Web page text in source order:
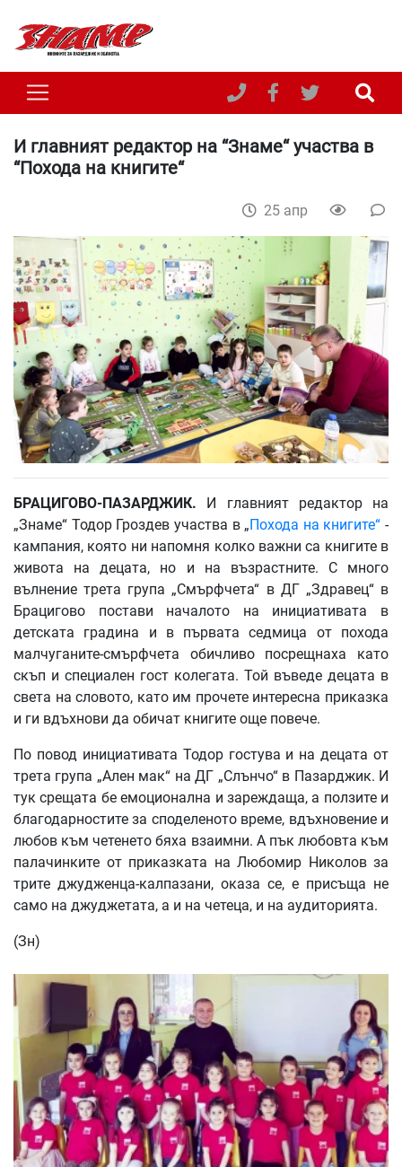
И главният редактор на “Знаме“ участва в
“Похода на книгите“
25 апр
БРАЦИГОВО-ПАЗАРДЖИК. И главният редактор на
„Знаме“ Тодор Гроздев участва в „Похода на книгите“ -
кампания, която ни напомня колко важни са книгите в
живота на децата, но и на възрастните. С много
вълнение трета група „Смърфчета“ в ДГ „Здравец“ в
Брацигово постави началото на инициативата в
детската градина и в първата седмица от похода
малчуганите-смърфчета обичливо посрещнаха като
скъп и специален гост колегата. Той въведе децата в
света на словото, като им прочете интересна приказка
и ги вдъхнови да обичат книгите още повече.
По повод инициативата Тодор гостува и на децата от
трета група „Ален мак“ на ДГ „Слънчо“ в Пазарджик. И
тук срещата бе емоционална и зареждаща, а ползите и
благодарностите за споделеното време, вдъхновение и
любов към четенето бяха взаимни. А пък любовта към
палачинките от приказката на Любомир Николов за
трите джудженца-калпазани, оказа се, е присъща не
само на джуджетата, а и на четеца, и на аудиторията.
(Зн)